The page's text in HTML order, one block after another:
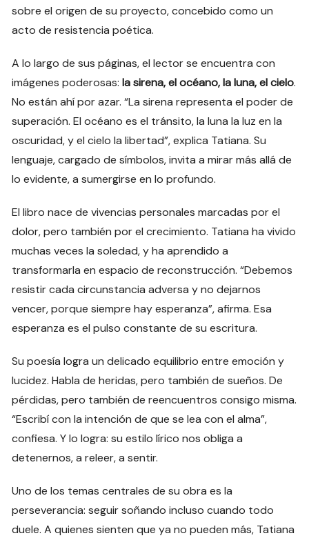
sobre el origen de su proyecto, concebido como un
acto de resistencia poética.
A lo largo de sus páginas, el lector se encuentra con
imágenes poderosas:la sirena, el océano, la luna, el cielo.
No están ahí por azar. “La sirena representa el poder de
superación. El océano es el tránsito, la luna la luz en la
oscuridad, y el cielo la libertad”, explica Tatiana. Su
lenguaje, cargado de símbolos, invita a mirar más allá de
lo evidente, a sumergirse en lo profundo.
El libro nace de vivencias personales marcadas por el
dolor, pero también por el crecimiento. Tatiana ha vivido
muchas veces la soledad, y ha aprendido a
transformarla en espacio de reconstrucción. “Debemos
resistir cada circunstancia adversa y no dejarnos
vencer, porque siempre hay esperanza”, afirma. Esa
esperanza es el pulso constante de su escritura.
Su poesía logra un delicado equilibrio entre emoción y
lucidez. Habla de heridas, pero también de sueños. De
pérdidas, pero también de reencuentros consigo misma.
“Escribí con la intención de que se lea con el alma”,
confiesa. Y lo logra: su estilo lírico nos obliga a
detenernos, a releer, a sentir.
Uno de los temas centrales de su obra es la
perseverancia: seguir soñando incluso cuando todo
duele. A quienes sienten que ya no pueden más, Tatiana